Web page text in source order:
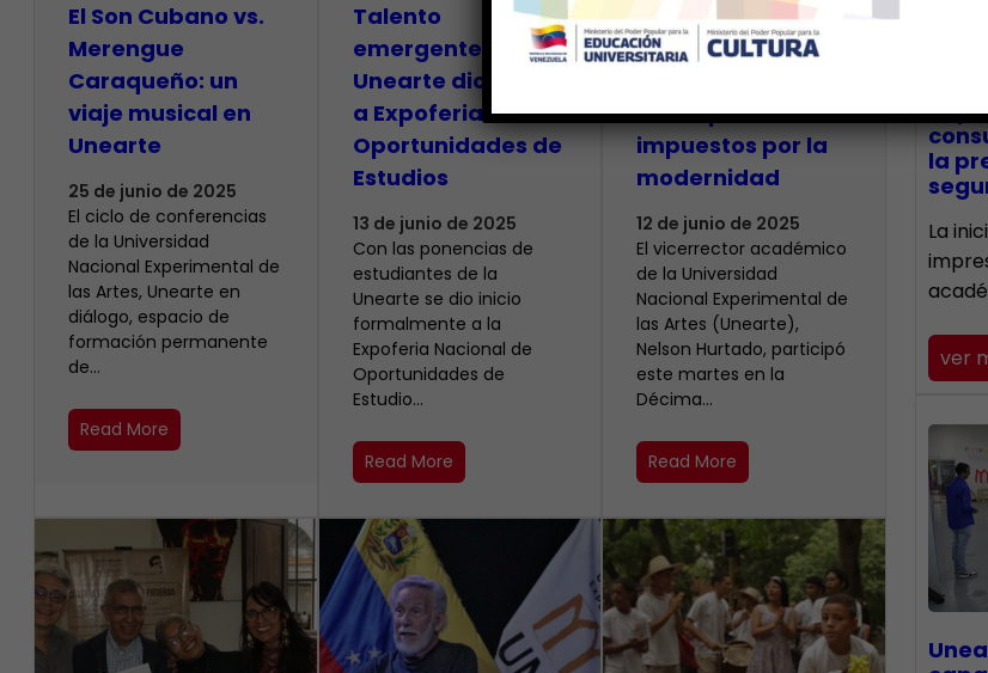
El Son Cubano vs.
Merengue
Caraqueño: un
viaje musical en
Unearte
25 de junio de 2025
El ciclo de conferencias
de la Universidad
Nacional Experimental de
las Artes, Unearte en
diálogo, espacio de
formación permanente
de…
Read More
Talento
emergente de la
Unearte dio inicio
a Expoferia de
Oportunidades de
Estudios
13 de junio de 2025
Con las ponencias de
estudiantes de la
Unearte se dio inicio
formalmente a la
Expoferia Nacional de
Oportunidades de
Estudio…
Read More
Unearte plantea
concepción de la
de los parámetros
impuestos por la
modernidad
12 de junio de 2025
El vicerrector académico
de la Universidad
Nacional Experimental de
las Artes (Unearte),
Nelson Hurtado, participó
este martes en la
Décima…
Read More
la
La
ver